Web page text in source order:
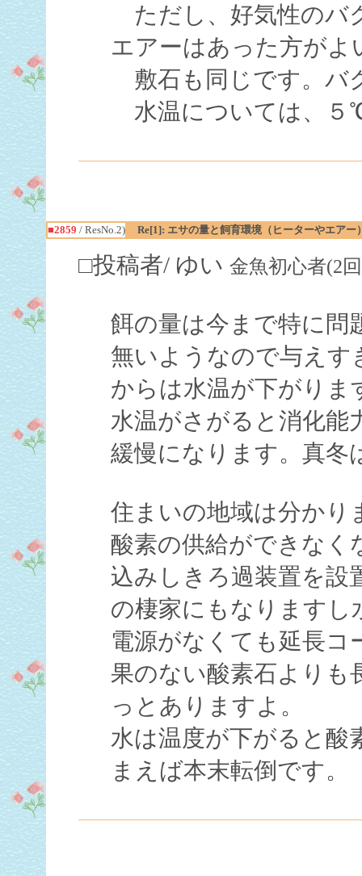
ただし、好気性のバ
エアーはあった方がよ
敷石も同じです。バ
水温については、５
■2859 / ResNo.2) Re[1]: エサの量と飼育環境（ヒーターやエアー
□投稿者/ ゆい 金魚初心者(2
餌の量は今まで特に問
無いようなので与えす
からは水温が下がりま
水温がさがると消化能
緩慢になります。真冬
住まいの地域は分かり
酸素の供給ができなく
込みしきろ過装置を設
の棲家にもなりますし
電源がなくても延長コ
果のない酸素石よりも
っとありますよ。
水は温度が下がると酸
まえば本末転倒です。